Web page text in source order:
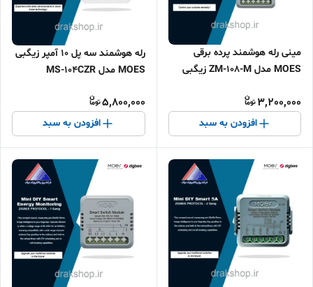
مینی رله هوشمند پرده برقی
MOES مدل ZM-108-M زیگبی
3,200,000
افزودن به سبد
رله هوشمند سه پل 10 آمپر زیگبی
MOES مدل MS-104CZR
5,800,000
افزودن به سبد